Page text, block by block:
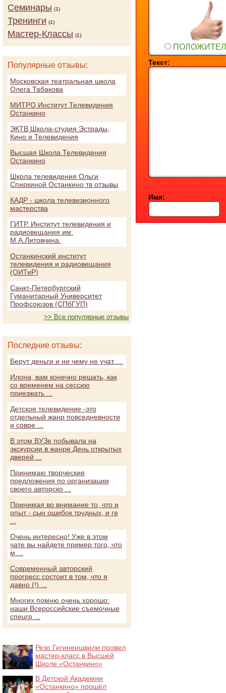
Текст:
Имя:
Семинары (1)
Тренинги (1)
Мастер-Классы (1)
Популярные отзывы:
Московская театральная школа
Олега Табакова
МИТРО Институт Телевидения
Останкино
ЭКТВ Школа-студия Эстрады,
Кино и Телевидения
Высшая Школа Телевидения
Останкино
Школа телевидения Ольги
Спиркиной Останкино тв отзывы
КАДР - школа телевизионного
мастерства
ГИТР. Институт телевидения и
радиовещания им.
М.А.Литовчина.
Останкинский институт
телевидения и радиовещания
(ОИТиР)
Санкт-Петербургский
Гуманитарный Университет
Профсоюзов (СПбГУП)
>> Все популярные отзывы
Последние отзывы:
Берут деньги и ни чему не учат. ...
Илона, вам конечно решать, как
со временем на сессию
приезжать ...
Детское телевидение -это
отдельный жанр повседневности
и совре ...
В этом ВУЗе побывала на
экскурсии в жанре День открытых
дверей ...
Принимаю творческие
предложения по организации
своего авторско ...
Принимая во внимание то, что и
опыт - сын ошибок трудных, и ге
Очень интересно! Уже в этом
чате вы найдете пример того, что
м ...
Современный авторский
прогресс состоит в том, что я
давно (!) ...
Многих помню очень хорошо:
наши Всероссийские съемочные
спецгр ...
Резо Гигинеишвили провел
мастер-класс в Высшей
Школе «Останкино»
В Детской Академии
«Останкино» прошёл